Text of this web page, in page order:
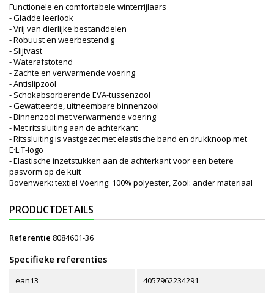
Functionele en comfortabele winterrijlaars
- Gladde leerlook
- Vrij van dierlijke bestanddelen
- Robuust en weerbestendig
- Slijtvast
- Waterafstotend
- Zachte en verwarmende voering
- Antislipzool
- Schokabsorberende EVA-tussenzool
- Gewatteerde, uitneembare binnenzool
- Binnenzool met verwarmende voering
- Met ritssluiting aan de achterkant
- Ritssluiting is vastgezet met elastische band en drukknoop met
E·L·T-logo
- Elastische inzetstukken aan de achterkant voor een betere
pasvorm op de kuit
Bovenwerk: textiel Voering: 100% polyester, Zool: ander materiaal
PRODUCTDETAILS
Referentie 8084601-36
Specifieke referenties
ean13 4057962234291